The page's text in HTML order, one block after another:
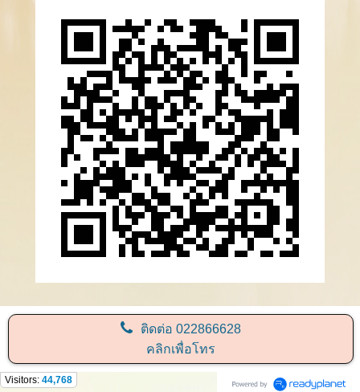
ติดต่อ 022866628
คลิกเพื่อโทร
Visitors: 44,768